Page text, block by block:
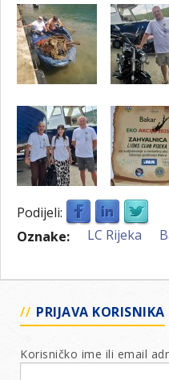
Podijeli:
Oznake:
LC Rijeka
PRIJAVA KORISNIKA
Korisničko ime ili email